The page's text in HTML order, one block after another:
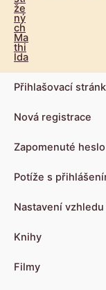
Přihlašovací
Nová registrace
Zapomenuté heslo
Potíže s
Nastavení
Knihy
Filmy